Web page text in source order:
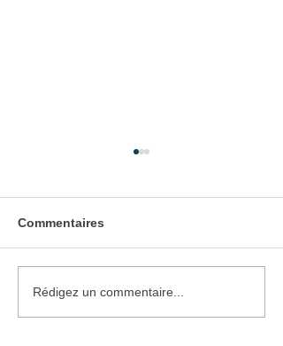
Pose de Volets Battants
Commentaires
Rédigez un commentaire...